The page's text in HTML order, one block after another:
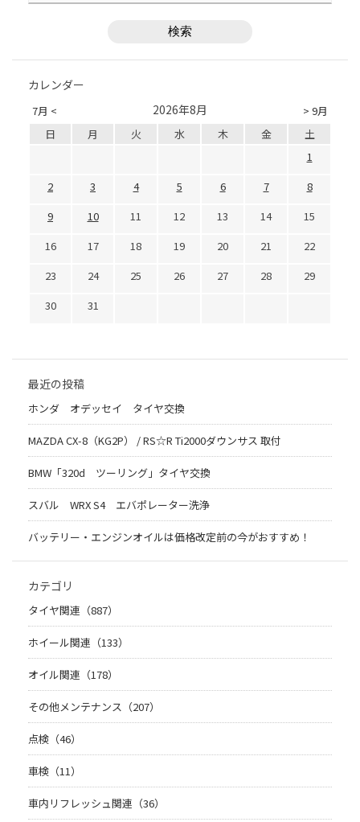
カレンダー
7月 < > 9月
2026年8月
日 月 火 水 木 金
土
1
2
3 4 5 6 7
8
9
10 11 12 13 14
15
16
17 18 19 20 21
22
23
24 25 26 27 28
29
30
31
最近の投稿
ホンダ オデッセイ タイヤ交換
MAZDA CX-8（KG2P） / RS☆R Ti2000ダウンサス 取付
BMW「320d ツーリング」タイヤ交換
スバル WRX S4 エバポレーター洗浄
バッテリー・エンジンオイルは価格改定前の今がおすすめ！
カテゴリ
タイヤ関連（887）
ホイール関連（133）
オイル関連（178）
その他メンテナンス（207）
点検（46）
車検（11）
車内リフレッシュ関連（36）